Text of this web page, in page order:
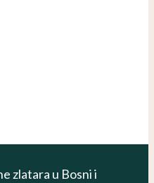
zlatara u Bosni i